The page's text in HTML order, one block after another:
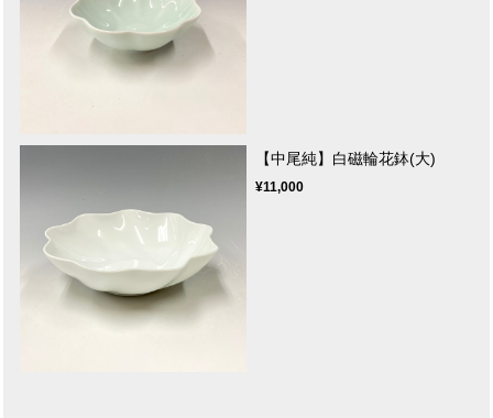
【中尾純】白磁輪花鉢(大)
¥11,000